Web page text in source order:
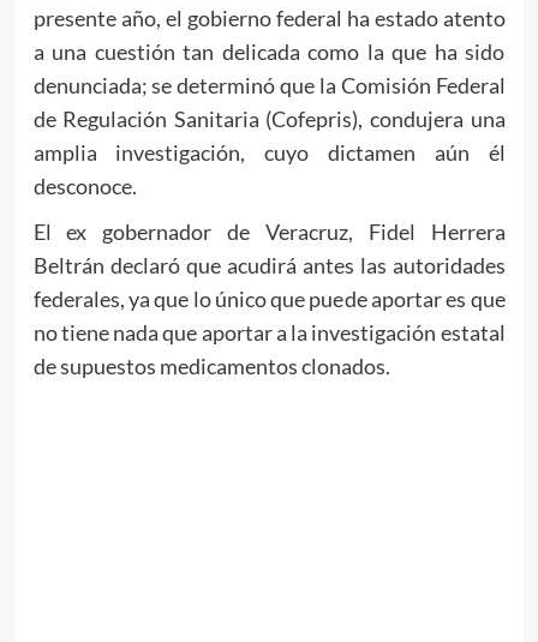
presente año, el gobierno federal ha estado atento
a una cuestión tan delicada como la que ha sido
denunciada; se determinó que la Comisión Federal
de Regulación Sanitaria (Cofepris), condujera una
amplia investigación, cuyo dictamen aún él
desconoce.
El ex gobernador de Veracruz, Fidel Herrera
Beltrán declaró que acudirá antes las autoridades
federales, ya que lo único que puede aportar es que
no tiene nada que aportar a la investigación estatal
de supuestos medicamentos clonados.